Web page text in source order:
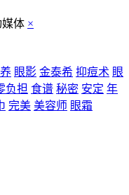
×
眼影 金泰希 抑痘术 眼
负担 食谱 秘密 安定 年
完美 美容师 眼霜